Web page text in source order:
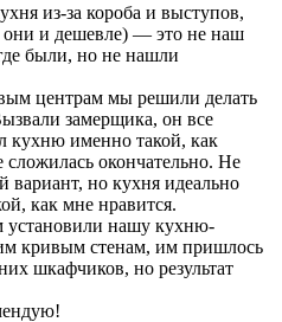
из-за короба и выступов,
они и дешевле) — это не наш
были, но не нашли
центрам мы решили делать
замерщика, он все
кухню именно такой, как
сложилась окончательно. Не
вариант, но кухня идеально
как мне нравится.
установили нашу кухню-
кривым стенам, им пришлось
шкафчиков, но результат